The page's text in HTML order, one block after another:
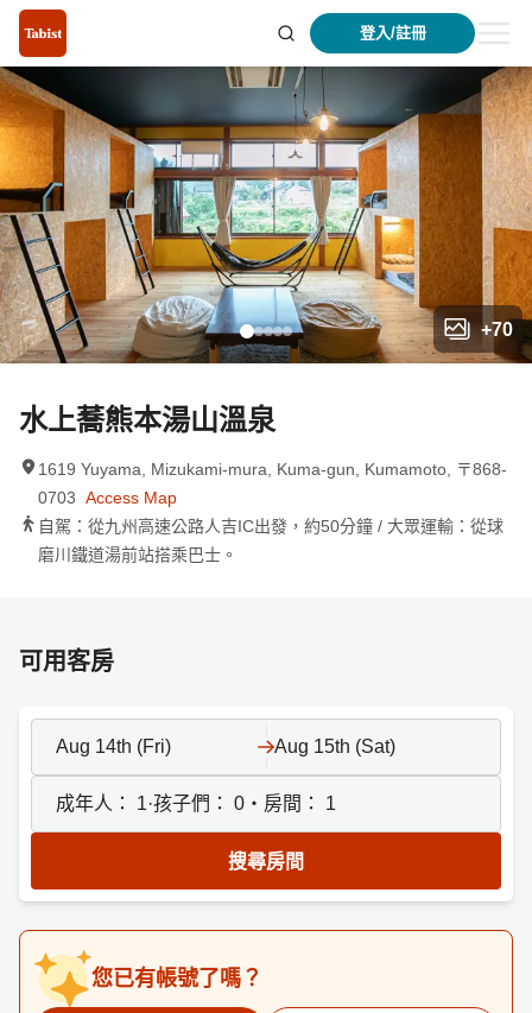
登入/註冊
+70
水上蕎熊本湯山溫泉
1619 Yuyama, Mizukami-mura, Kuma-gun, Kumamoto, 〒868-
0703 Access Map
自駕：從九州高速公路人吉IC出發，約50分鐘 / 大眾運輸：從球
磨川鐵道湯前站搭乘巴士。
可用客房
Aug 14th (Fri) Aug 15th (Sat)
成年人： 1·孩子們： 0 ・房間： 1
搜尋房間
您已有帳號了嗎？